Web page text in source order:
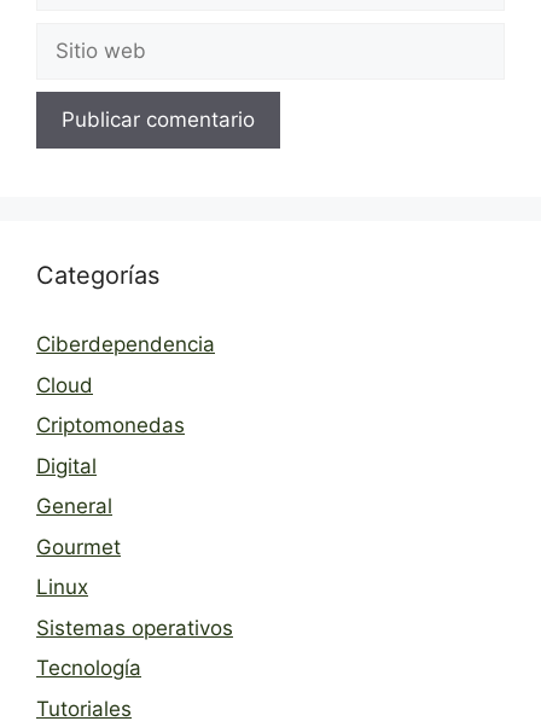
Sitio
web
Categorías
Ciberdependencia
Cloud
Criptomonedas
Digital
General
Gourmet
Linux
Sistemas operativos
Tecnología
Tutoriales